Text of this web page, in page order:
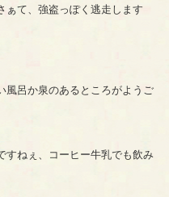
ぁて、強盗っぽく逃走します
風呂か泉のあるところがようご
すねぇ、コーヒー牛乳でも飲み